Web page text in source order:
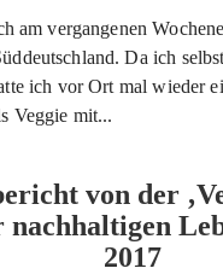
Da ich
ich vor Ort mal wieder
Veggie mit...
von der
nachhaltigen
2017